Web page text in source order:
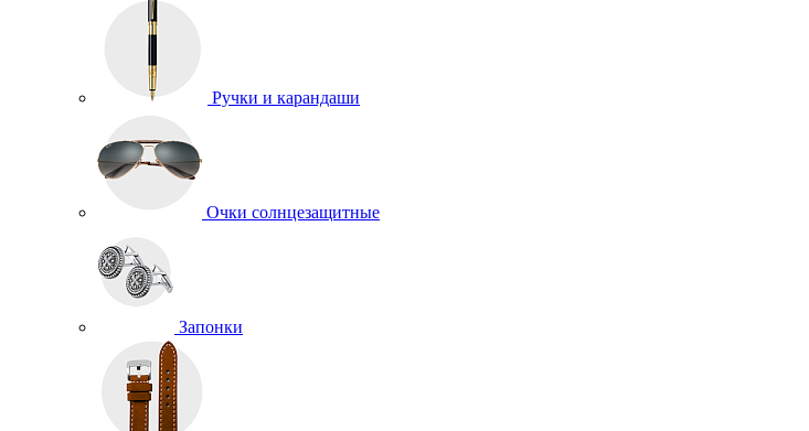
Ручки и карандаши
Очки солнцезащитные
Запонки